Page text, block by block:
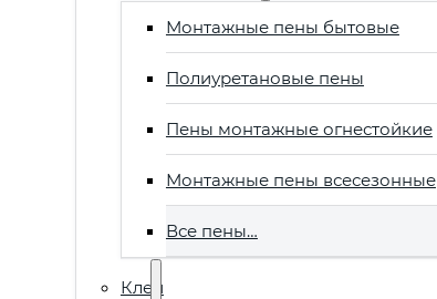
Монтажные пены бытовые
Полиуретановые пены
Пены монтажные огнестойкие
Монтажные пены всесезонные
Все пены…
Клеи